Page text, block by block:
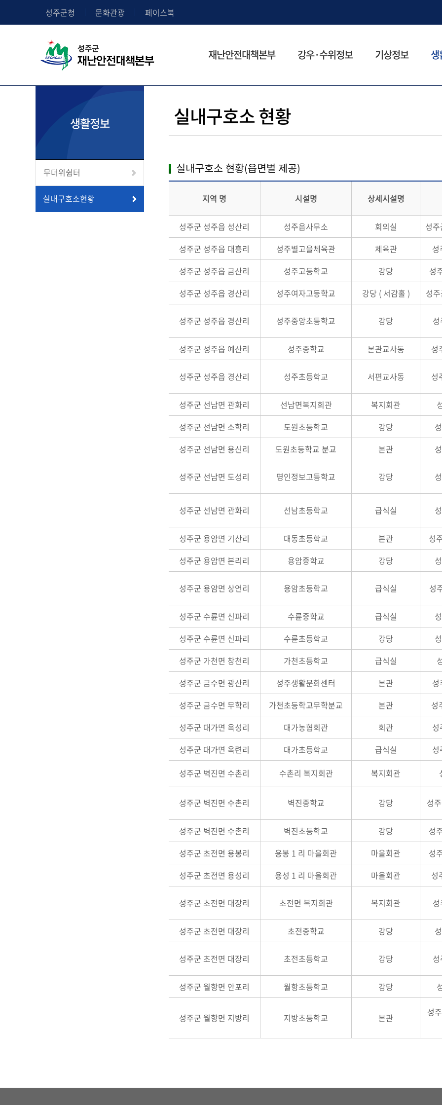
성주군청 문화관광 페이스북
재난안전대책본부 강우·수위정보 기상정보 생
생활정보
무더위쉼터
실내구호소현황
실내구호소 현황
실내구호소 현황(읍면별 제공)
지역 명 시설명 상세시설명
성주군 성주읍 성산리 성주읍사무소 회의실
성
성주군 성주읍 대흥리
성주별고을체육관 체육관
성주군 성주읍 금산리
성주고등학교 강당
성
성주군 성주읍 경산리
성주여자고등학교 강당 ( 서감홀 ) 성
성주군 성주읍 경산리 성주중앙초등학교 강당
성주군 성주읍 예산리 성주중학교 본관교사동 성
성주군 성주읍 경산리 성주초등학교 서편교사동 성
성주군 선남면 관화리 선남면복지회관 복지회관
성주군 선남면 소학리
도원초등학교 강당
성주군 선남면 용신리
도원초등학교 분교 본관
성주군 선남면 도성리 명인정보고등학교 강당
성주군 선남면 관화리 선남초등학교 급식실
성주군 용암면 기산리 대동초등학교 본관
성
성주군 용암면 본리리
용암중학교 강당
성주군 용암면 상언리 용암초등학교 급식실 성
성주군 수륜면 신파리 수륜중학교 급식실
성주군 수륜면 신파리
수륜초등학교 강당
성주군 가천면 창천리
가천초등학교 급식실
성주군 금수면 광산리
성주생활문화센터 본관
성주군 금수면 무학리
가천초등학교무학분교 본관
성
성주군 대가면 옥성리
대가농협회관 회관
성주군 대가면 옥련리
대가초등학교 급식실
성주군 벽진면 수촌리
수촌리 복지회관 복지회관
성주군 벽진면 수촌리 벽진중학교 강당 성
성주군 벽진면 수촌리 벽진초등학교 강당
성
성주군 초전면 용봉리
용봉 1 리 마을회관 마을회관
성
성주군 초전면 용성리
용성 1 리 마을회관 마을회관 성
성주군 초전면 대장리 초전면 복지회관 복지회관
성주군 초전면 대장리 초전중학교 강당
성주군 초전면 대장리 초전초등학교 강당
성주군 월항면 안포리 월항초등학교 강당
성주군 월항면 지방리 지방초등학교 본관 성